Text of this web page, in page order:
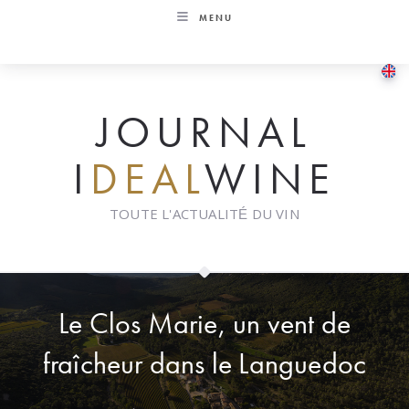
MENU
JOURNAL
I DEALWINE
TOUTE L'ACTUALITÉ DU VIN
Le Clos Marie, un vent de
fraîcheur dans le Languedoc